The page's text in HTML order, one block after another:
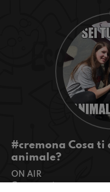
#cremona Cosa
animale?
ON AIR